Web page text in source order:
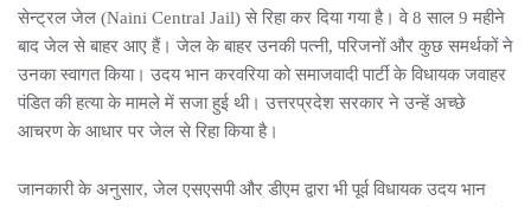
सेन्ट्रल जेल (Naini Central Jail) से रिहा कर दिया गया है। वे 8 साल 9 महीने
बाद जेल से बाहर आए हैं। जेल के बाहर उनकी पत्नी, परिजनों और कुछ समर्थकों ने
उनका स्वागत किया। उदय भान करवरिया को समाजवादी पार्टी के विधायक जवाहर
पंडित की हत्या के मामले में सजा हुई थी। उत्तरप्रदेश सरकार ने उन्हें अच्छे
आचरण के आधार पर जेल से रिहा किया है।
जानकारी के अनुसार, जेल एसएसपी और डीएम द्वारा भी पूर्व विधायक उदय भान